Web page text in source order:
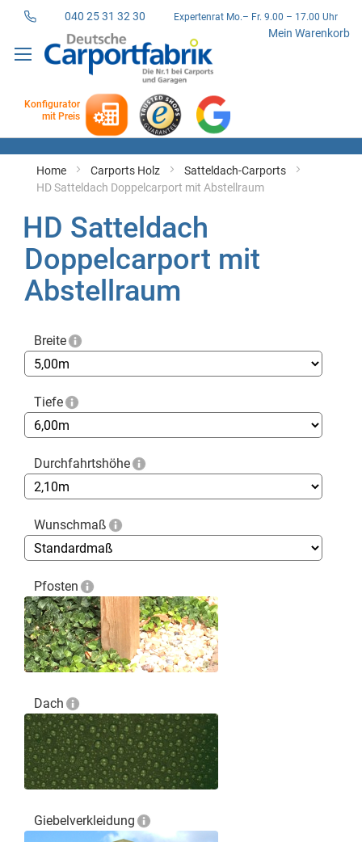
040 25 31 32 30 Expertenrat Mo.– Fr. 9.00 – 17.00 Uhr
Mein Warenkorb
zum
Konfigurator
mit Preis
Home Carports Holz
Satteldach-Carports
HD Satteldach Doppelcarport mit Abstellraum
HD Satteldach
Doppelcarport mit
Abstellraum
Breite
Tiefe
Durchfahrtshöhe
Wunschmaß
Pfosten
Dach
Giebelverkleidung